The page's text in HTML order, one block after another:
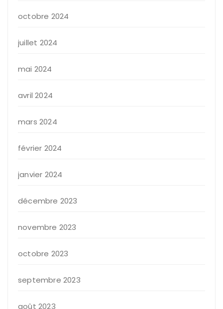
octobre 2024
juillet 2024
mai 2024
avril 2024
mars 2024
février 2024
janvier 2024
décembre 2023
novembre 2023
octobre 2023
septembre 2023
août 2023